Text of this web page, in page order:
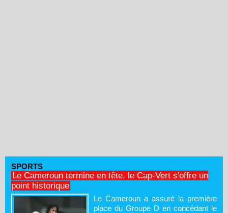
SPORTS
Le Cameroun termine en tête, le Cap-Vert s'offre un
point historique
Le Cameroun a assuré la première
place du Groupe D en concédant le